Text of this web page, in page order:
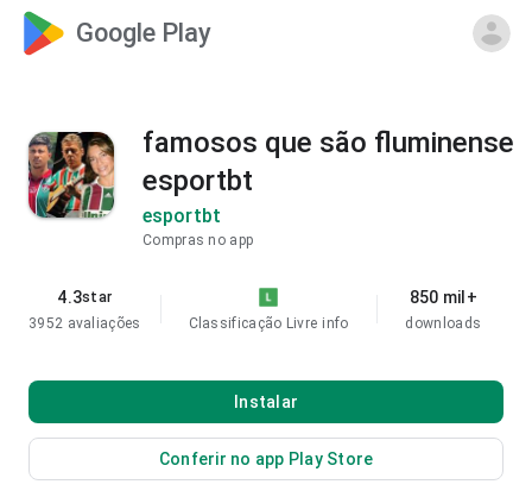
Google Play
famosos que são fluminense
esportbt
esportbt
Compras no app
4.3star
3952 avaliações
Classificação Livre info
850 mil+
downloads
Instalar
Conferir no app Play Store